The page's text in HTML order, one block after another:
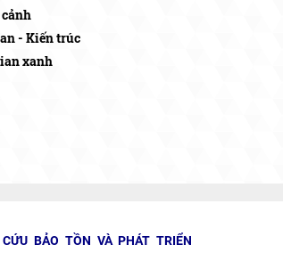
- Kiến trúc
xanh
BẢO TỒN VÀ PHÁT TRIỂN